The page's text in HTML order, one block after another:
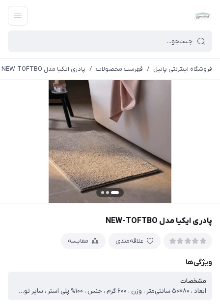
فروشگاه اینترنتی پاتیل / فهرست محصولات / پادری ایکیا مدل NEW-TOFTBO
پادری ایکیا مدل NEW-TOFTBO
علاقه‌مندی مقایسه
ویژگی‌ها
مشخصات
ابعاد ، ۸۰×۵۰ سانتی‌متر ، وزن ، ۶۰۰ گرم ، جنس ، ۱۰۰% پلی استر ، سایر توضیحات ، رنگ کرم ترکیبی از زمینه کرم با نقطه های سفید رنگ رنگ خاکستری ترکیبی از زمینه خاکستری با نقطه های سفید رنگ رنگ صورتی بصورت یک دست صورتی